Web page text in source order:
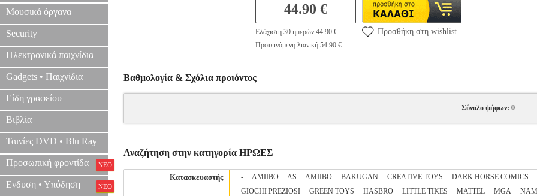
Μουσικά όργανα
Security
Ηλεκτρονικά παιχνίδια
Gadgets • Παιχνίδια
Είδη γραφείου
Βιβλία
Ταινίες DVD • Blu Ray
Προσωπική φροντίδα ΝΕΟ
Ενδυση • Υπόδηση ΝΕΟ
44.90 €
Ελάχιστη 30 ημερών 44.90 €
Προτεινόμενη λιανική 54.90 €
Προσθήκη στη wishlist
Βαθμολογία & Σχόλια προιόντος
Σύνολο ψήφων: 0
Αναζήτηση στην κατηγορία ΗΡΩΕΣ
Κατασκευαστής - AMIIBO AS AΜΙΙΒΟ BAKUGAN CREATIVE TOYS DARK HORSE COMICS
GIOCHI PREZIOSI
GREEN TOYS HASBRO LITTLE TIKES MATTEL MGA